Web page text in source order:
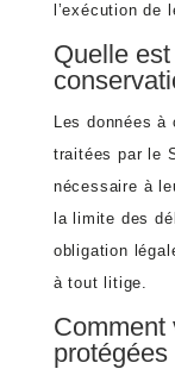
l’exécution de
Quelle
Les données
traitées par le
nécessaire à
la limite des
obligation
à tout litige.
Comment
protégées